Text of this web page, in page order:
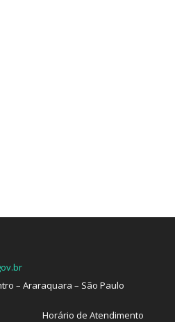
– Araraquara – São Paulo
Horário de Atendimento